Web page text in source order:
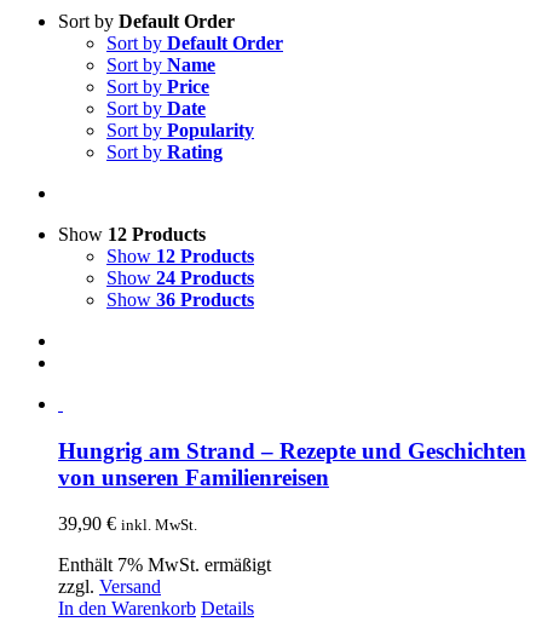
Sort by Default Order
Sort by Default Order
Sort by Name
Sort by Price
Sort by Date
Sort by Popularity
Sort by Rating
Show 12 Products
Show 12 Products
Show 24 Products
Show 36 Products
Hungrig am Strand – Rezepte und Geschichten
von unseren Familienreisen
39,90 € inkl. MwSt.
Enthält 7% MwSt. ermäßigt
zzgl. Versand
In den Warenkorb Details